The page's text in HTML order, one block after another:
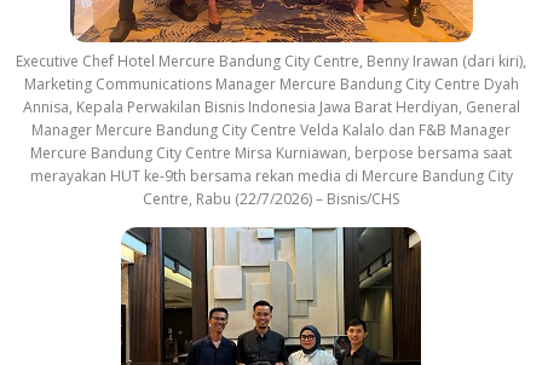
Executive Chef Hotel Mercure Bandung City Centre, Benny Irawan (dari kiri),
Marketing Communications Manager Mercure Bandung City Centre Dyah
Annisa, Kepala Perwakilan Bisnis Indonesia Jawa Barat Herdiyan, General
Manager Mercure Bandung City Centre Velda Kalalo dan F&B Manager
Mercure Bandung City Centre Mirsa Kurniawan, berpose bersama saat
merayakan HUT ke-9th bersama rekan media di Mercure Bandung City
Centre, Rabu (22/7/2026) – Bisnis/CHS